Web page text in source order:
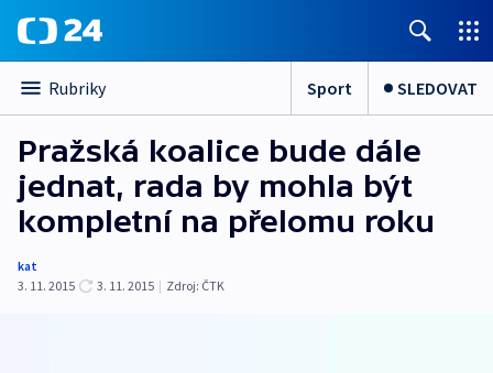
Rubriky Sport SLEDOVAT
Pražská koalice bude dále
jednat, rada by mohla být
kompletní na přelomu roku
kat
3. 11. 2015
3. 11. 2015 | Zdroj: ČTK